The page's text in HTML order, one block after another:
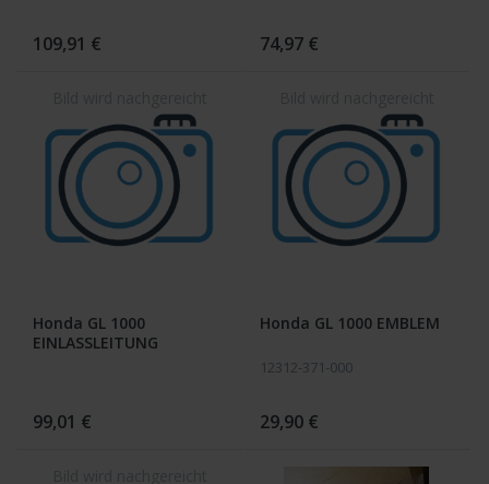
109,91 € 74,97 €
Honda GL 1000
EINLASSLEITUNG
99,01 €
Honda GL 1000 EMBLEM
12312-371-000
29,90 €